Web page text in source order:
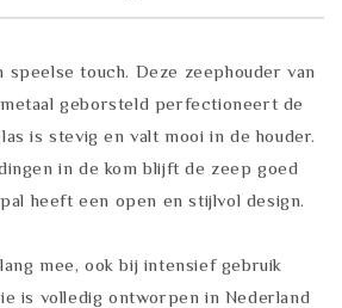
touch. Deze zeephouder van
geborsteld perfectioneert de
is stevig en valt mooi in de houder.
in de kom blijft de zeep goed
heeft een open en stijlvol design.
mee, ook bij intensief gebruik
is volledig ontworpen in Nederland